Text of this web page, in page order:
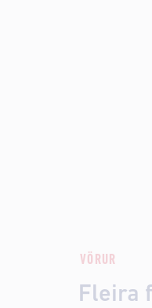
VÖRUR
Fleira